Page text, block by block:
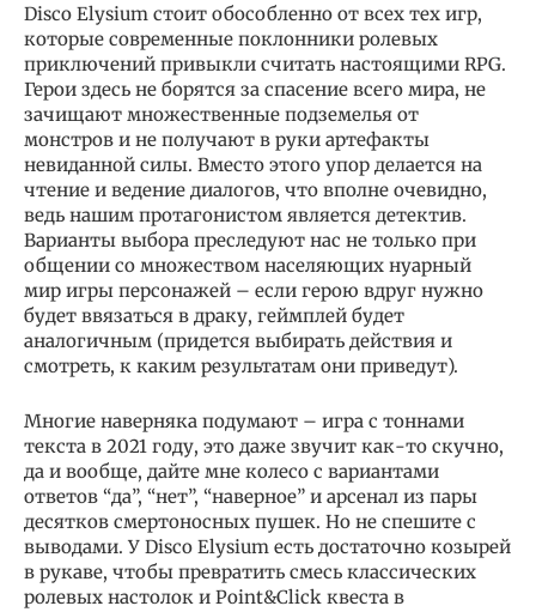
Disco Elysium стоит обособленно от всех тех игр,
которые современные поклонники ролевых
приключений привыкли считать настоящими RPG.
Герои здесь не борятся за спасение всего мира, не
зачищают множественные подземелья от
монстров и не получают в руки артефакты
невиданной силы. Вместо этого упор делается на
чтение и ведение диалогов, что вполне очевидно,
ведь нашим протагонистом является детектив.
Варианты выбора преследуют нас не только при
общении со множеством населяющих нуарный
мир игры персонажей – если герою вдруг нужно
будет ввязаться в драку, геймплей будет
аналогичным (придется выбирать действия и
смотреть, к каким результатам они приведут).
Многие наверняка подумают – игра с тоннами
текста в 2021 году, это даже звучит как-то скучно,
да и вообще, дайте мне колесо с вариантами
ответов “да”, “нет”, “наверное” и арсенал из пары
десятков смертоносных пушек. Но не спешите с
выводами. У Disco Elysium есть достаточно козырей
в рукаве, чтобы превратить смесь классических
ролевых настолок и Point&Click квеста в